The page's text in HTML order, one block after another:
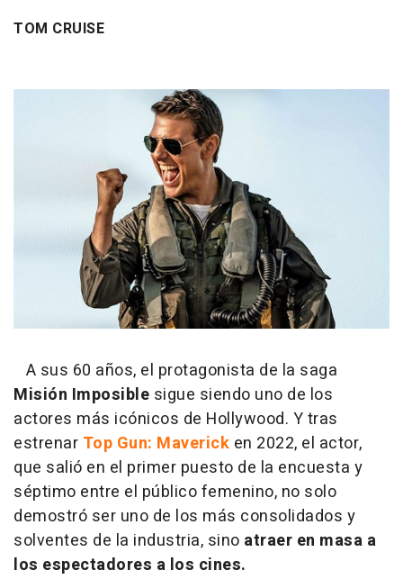
TOM CRUISE
A sus 60 años, el protagonista de la saga
Misión Imposible sigue siendo uno de los
actores más icónicos de Hollywood. Y tras
estrenar Top Gun: Maverick en 2022, el actor,
que salió en el primer puesto de la encuesta y
séptimo entre el público femenino, no solo
demostró ser uno de los más consolidados y
solventes de la industria, sino atraer en masa a
los espectadores a los cines.